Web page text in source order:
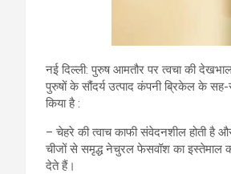
नई दिल्ली: पुरुष आमतौर पर त्वचा की
पुरुषों के सौंदर्य उत्पाद कंपनी ब्रिकेल के सह-
किया है :
– चेहरे की त्वाच काफी संवेदनशील होती है
चीजों से समृद्ध नेचुरल फेसवॉश का इस्तेमाल
देते हैं।